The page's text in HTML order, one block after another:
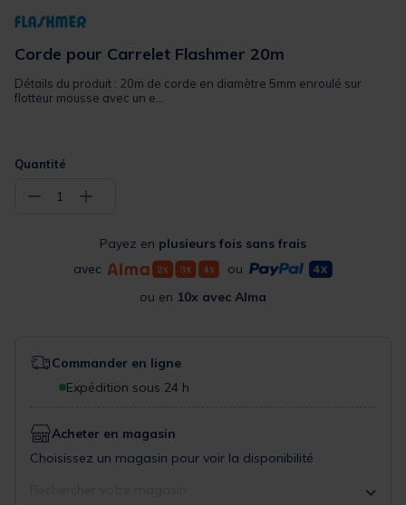
Corde pour Carrelet Flashmer 20m
Détails du produit : 20m de corde en diamètre 5mm enroulé sur
flotteur mousse avec un e...
Quantité
− 1 +
Payez en plusieurs fois sans frais
avec
ou
ou en 10x avec Alma
Commander en ligne
Expédition sous 24 h
Acheter en magasin
Choisissez un magasin pour voir la disponibilité